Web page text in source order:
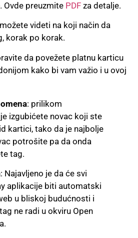
. Ovde preuzmite PDF za detalje.
videti na koji način da
korak po korak.
da povežete platnu karticu
kako bi vam važio i u ovoj
: prilikom
izgubićete novac koji ste
kartici, tako da je najbolje
potrošite pa da onda
tag.
: Najavljeno je da će svi
aplikacije biti automatski
u bliskoj budućnosti i
ne radi u okviru Open